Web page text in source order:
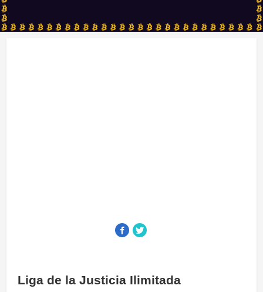
Liga de la Justicia Ilimitada